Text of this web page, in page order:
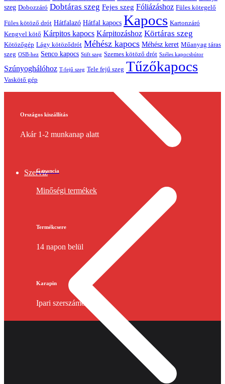
Szerviz
szeg Dobozzáró Dobtáras szeg Fejes szeg Fóliázáshoz Füles kötegelő
Füles kötöző drót Hátfalazó Hátfal kapocs Kapocs Kartonzáró
Kengyel kötő Kárpitos kapocs Kárpitozáshoz Körtáras szeg
Kötözőgép Lágy kötöződrót Méhész kapocs Méhész keret Műanyag táras
szeg OSB-hez Senco kapocs Stift szeg Szemes kötöző drót Széles kapocsbútor
Szúnyoghálóhoz T-fejű szeg Tele fejű szeg Tűzőkapocs
Vaskötő gép
Országos kiszállítás
Akár 1-2 munkanap alatt
Garancia
Minőségi termékek
Termékcsere
14 napon belül
Karapin
Ipari szerszámok